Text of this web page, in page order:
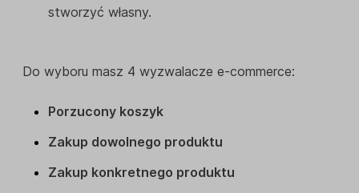
stworzyć własny.
Do wyboru masz 4 wyzwalacze e-commerce:
Porzucony koszyk
Zakup dowolnego produktu
Zakup konkretnego produktu